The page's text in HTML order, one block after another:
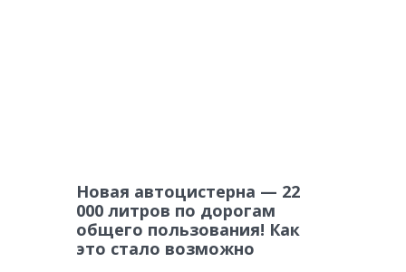
Новая автоцистерна — 22
000 литров по дорогам
общего пользования! Как
это стало возможно